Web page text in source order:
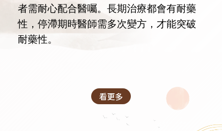
者需耐心配合醫囑。長期治療都會有耐藥
性，停滯期時醫師需多次變方，才能突破
耐藥性。
看更多